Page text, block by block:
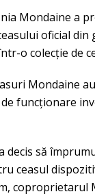
Mondaine a
oficial din
o colecţie de
Mondaine
funcţionare
decis să
ceasul
coproprietarul